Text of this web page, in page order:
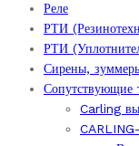
Реле
РТИ
РТИ
Сирены,
Сопутствующие
Carling